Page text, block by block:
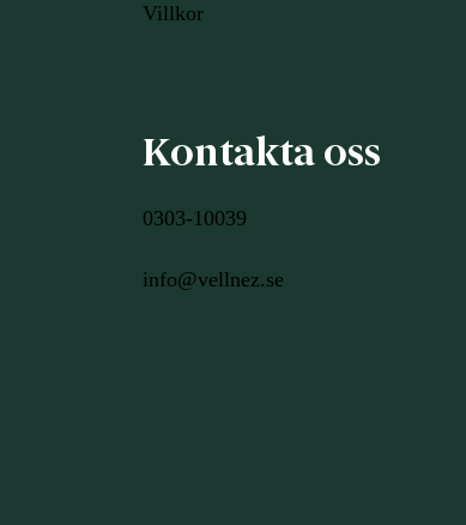
Villkor
Kontakta oss
0303-10039
info@vellnez.se